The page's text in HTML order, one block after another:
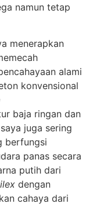
namun tetap
menerapkan
alami
konvensional
baja ringan dan
juga sering
berfungsi
panas secara
putih dari
dengan
cahaya dari